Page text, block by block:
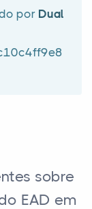
por Dual
sobre
EAD em